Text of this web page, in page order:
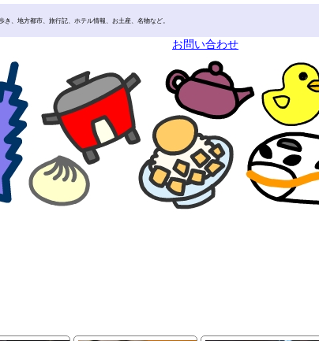
、地方都市、旅行記、ホテル情報、お土産、名物など。
お問い合わせ